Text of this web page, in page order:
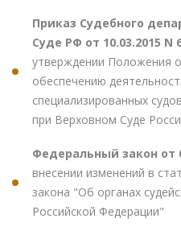
Приказ Судебного
Суде РФ от 10.03.2015 N
утверждении Положения
обеспечению
специализированных
при Верховном Суде
Федеральный закон от
внесении изменений в
закона "Об органах
Российской Федерации"